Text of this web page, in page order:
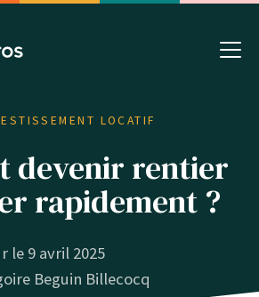
LOCATIF
devenir rentier
rapidement ?
le 9 avril 2025
Beguin Billecocq